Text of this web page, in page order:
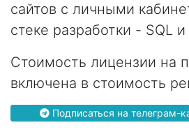
сайтов с личными
стеке разработки - SQL
Стоимость лицензии на
включена в стоимость
Подписаться на телеграм-